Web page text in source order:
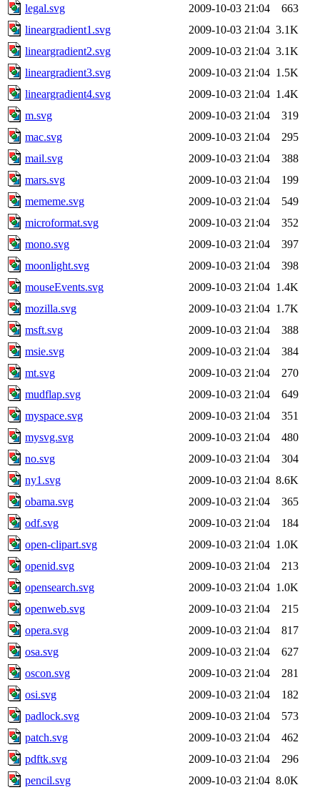
legal.svg 2009-10-03 21:04
663
lineargradient1.svg
2009-10-03 21:04 3.1K
lineargradient2.svg
2009-10-03 21:04 3.1K
lineargradient3.svg
2009-10-03 21:04 1.5K
lineargradient4.svg
2009-10-03 21:04 1.4K
m.svg
2009-10-03 21:04
319
mac.svg
2009-10-03 21:04
295
mail.svg
2009-10-03 21:04
388
mars.svg
2009-10-03 21:04
199
mememe.svg
2009-10-03 21:04
549
microformat.svg
2009-10-03 21:04
352
mono.svg
2009-10-03 21:04
397
moonlight.svg
2009-10-03 21:04
398
mouseEvents.svg
2009-10-03 21:04 1.4K
mozilla.svg
2009-10-03 21:04 1.7K
msft.svg
2009-10-03 21:04
388
msie.svg
2009-10-03 21:04
384
mt.svg
2009-10-03 21:04
270
mudflap.svg
2009-10-03 21:04
649
myspace.svg
2009-10-03 21:04
351
mysvg.svg
2009-10-03 21:04
480
no.svg
2009-10-03 21:04
304
ny1.svg
2009-10-03 21:04 8.6K
obama.svg
2009-10-03 21:04
365
odf.svg
2009-10-03 21:04
184
open-clipart.svg
2009-10-03 21:04 1.0K
openid.svg
2009-10-03 21:04
213
opensearch.svg
2009-10-03 21:04 1.0K
openweb.svg
2009-10-03 21:04
215
opera.svg
2009-10-03 21:04
817
osa.svg
2009-10-03 21:04
627
oscon.svg
2009-10-03 21:04
281
osi.svg
2009-10-03 21:04
182
padlock.svg
2009-10-03 21:04
573
patch.svg
2009-10-03 21:04
462
pdftk.svg
2009-10-03 21:04
296
pencil.svg
2009-10-03 21:04 8.0K